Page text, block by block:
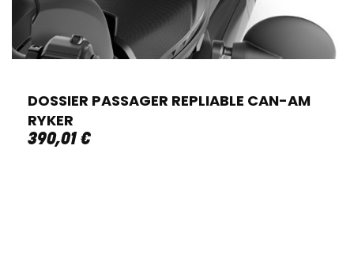
DOSSIER PASSAGER REPLIABLE CAN-AM
RYKER
390,01 €